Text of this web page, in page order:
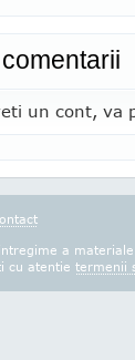
un cont, va
a
cu atentie termenii